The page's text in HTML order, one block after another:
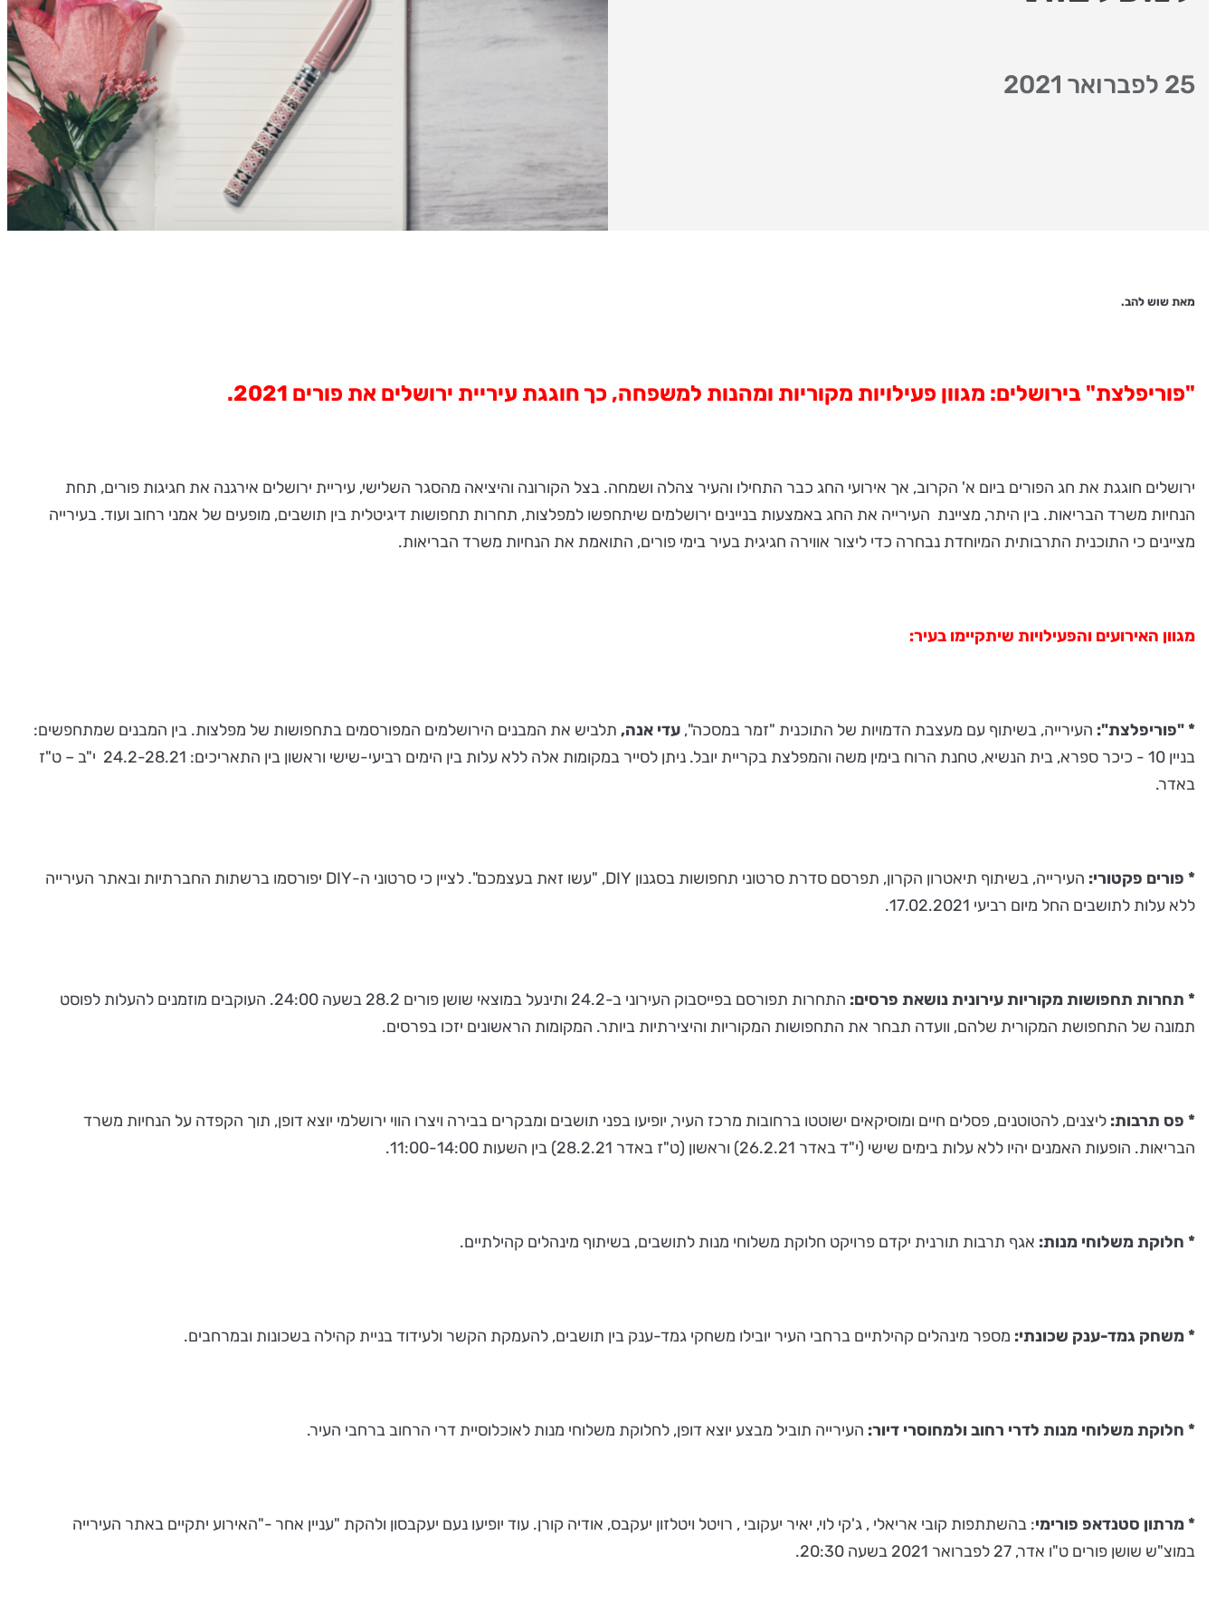
25 לפברואר 2021
מאת שוש להב.
"פוריפלצת" בירושלים: מגוון פעילויות מקוריות ומהנות למשפחה, כך חוגגת עיריית ירושלים את פורים 2021.
ירושלים חוגגת את חג הפורים ביום א' הקרוב, אך אירועי החג כבר התחילו והעיר צהלה ושמחה. בצל הקורונה והיציאה מהסגר השלישי, עיריית ירושלים אירגנה את חגיגות פורים, תחת
הנחיות משרד הבריאות. בין היתר, מציינת העירייה את החג באמצעות בניינים ירושלמים שיתחפשו למפלצות, תחרות תחפושות דיגיטלית בין תושבים, מופעים של אמני רחוב ועוד. בעירייה
מציינים כי התוכנית התרבותית המיוחדת נבחרה כדי ליצור אווירה חגיגית בעיר בימי פורים, התואמת את הנחיות משרד הבריאות.
מגוון האירועים והפעילויות שיתקיימו בעיר:
* "פוריפלצת": העירייה, בשיתוף עם מעצבת הדמויות של התוכנית "זמר במסכה", עדי אנה, תלביש את המבנים הירושלמים המפורסמים בתחפושות של מפלצות. בין המבנים שמתחפשים:
בניין 10 - כיכר ספרא, בית הנשיא, טחנת הרוח בימין משה והמפלצת בקריית יובל. ניתן לסייר במקומות אלה ללא עלות בין הימים רביעי-שישי וראשון בין התאריכים: 24.2-28.21 י"ב – ט"ז
באדר.
* פורים פקטורי:
העירייה, בשיתוף תיאטרון הקרון, תפרסם סדרת סרטוני תחפושות בסגנון DIY, "עשו זאת בעצמכם". לציין כי סרטוני ה-DIY יפורסמו ברשתות החברתיות ובאתר העירייה
ללא עלות לתושבים החל מיום רביעי 17.02.2021.
* תחרות תחפושות מקוריות עירונית נושאת פרסים:
התחרות תפורסם בפייסבוק העירוני ב-24.2 ותינעל במוצאי שושן פורים 28.2 בשעה 24:00. העוקבים מוזמנים להעלות לפוסט
תמונה של התחפושת המקורית שלהם, וועדה תבחר את התחפושות המקוריות והיצירתיות ביותר. המקומות הראשונים יזכו בפרסים.
* פס תרבות: ליצנים, להטוטנים, פסלים חיים ומוסיקאים ישוטטו ברחובות מרכז העיר, יופיעו בפני תושבים ומבקרים בבירה ויצרו הווי ירושלמי יוצא דופן, תוך הקפדה על הנחיות משרד
הבריאות. הופעות האמנים יהיו ללא עלות בימים שישי (י"ד באדר 26.2.21) וראשון (ט"ז באדר 28.2.21) בין השעות 11:00-14:00.
* חלוקת משלוחי מנות: אגף תרבות תורנית יקדם פרויקט חלוקת משלוחי מנות לתושבים, בשיתוף מינהלים קהילתיים.
* משחק גמד-ענק שכונתי: מספר מינהלים קהילתיים ברחבי העיר יובילו משחקי גמד-ענק בין תושבים, להעמקת הקשר ולעידוד בניית קהילה בשכונות ובמרחבים.
* חלוקת משלוחי מנות לדרי רחוב ולמחוסרי דיור: העירייה תוביל מבצע יוצא דופן, לחלוקת משלוחי מנות לאוכלוסיית דרי הרחוב ברחבי העיר.
* מרתון סטנדאפ פורימי: בהשתתפות קובי אריאלי , ג'קי לוי, יאיר יעקובי , רויטל ויטלזון יעקבס, אודיה קורן. עוד יופיעו נעם יעקבסון ולהקת "עניין אחר -"האירוע יתקיים באתר העירייה
במוצ"ש שושן פורים ט"ו אדר, 27 לפברואר 2021 בשעה 20:30.